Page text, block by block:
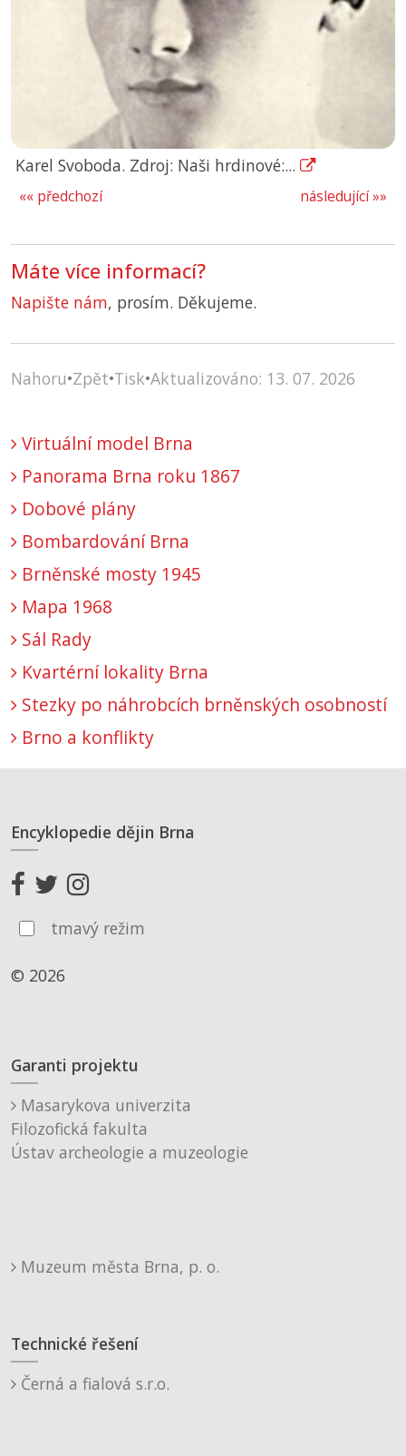
Karel Svoboda. Zdroj: Naši hrdinové:...
následující »»
«« předchozí
Máte více informací?
Napište nám, prosím. Děkujeme.
Nahoru•Zpět•Tisk•Aktualizováno: 13. 07. 2026
Virtuální model Brna
Panorama Brna roku 1867
Dobové plány
Bombardování Brna
Brněnské mosty 1945
Mapa 1968
Sál Rady
Kvartérní lokality Brna
Stezky po náhrobcích brněnských osobností
Brno a konflikty
Encyklopedie dějin Brna
tmavý režim
© 2026
Garanti projektu
Masarykova univerzita
Filozofická fakulta
Ústav archeologie a muzeologie
Muzeum města Brna, p. o.
Technické řešení
Černá a fialová s.r.o.